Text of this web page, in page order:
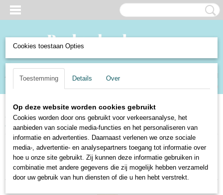
Inloggen Registreren
(0)
Home>Verzamelen en Curiosa>Verzamelen>Ansichtkaarten>
en dorpen Nederland>Maastricht
Sorteer op:
Cookies toestaan Opties
Toestemming Details Over
Op deze website worden cookies gebruikt
Cookies worden door ons gebruikt voor verkeersanalyse, het
aanbieden van sociale media-functies en het personaliseren van
informatie en advertenties. Daarnaast verlenen we onze sociale
media-, advertentie- en analysepartners toegang tot informatie over
hoe u onze site gebruikt. Zij kunnen deze informatie gebruiken in
combinatie met andere gegevens die zij mogelijk hebben verzameld
door uw gebruik van hun diensten of die u hen hebt verstrekt.